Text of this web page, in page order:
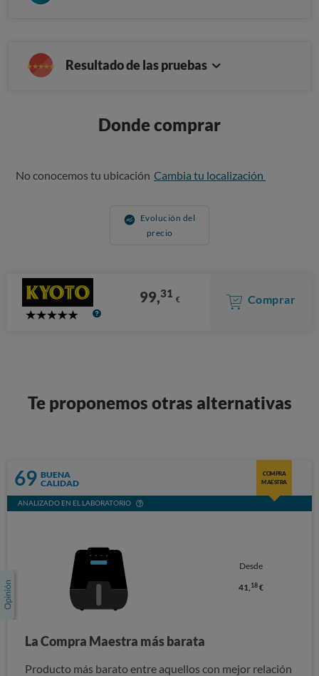
Resultado de las pruebas
Donde comprar
No conocemos tu ubicación Cambia tu localización
Evolución del
precio
5
99,31 € Comprar
Te proponemos otras alternativas
69 BUENA
CALIDAD
COMPRA
MAESTRA
ANALIZADO EN EL LABORATORIO
Desde
41,18€
La Compra Maestra más barata
Producto más barato entre aquellos con mejor relación